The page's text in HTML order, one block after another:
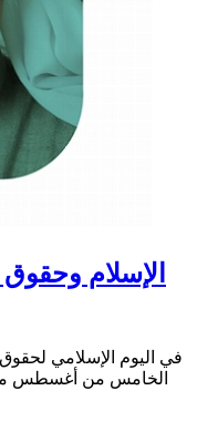
الإسلام
في اليوم الإسلامي لحقوق
الخامس من أغسطس